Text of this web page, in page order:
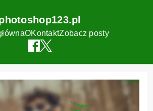
OKontaktZobacz posty